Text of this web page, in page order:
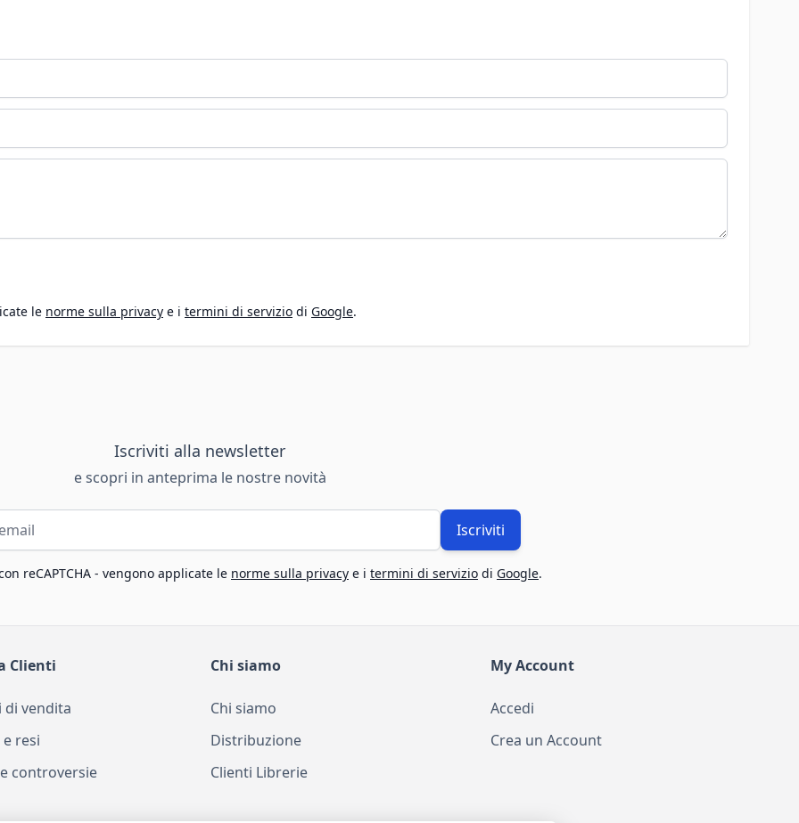
le norme sulla privacy e i termini di servizio di Google.
Iscriviti alla newsletter
e scopri in anteprima le nostre novità
Iscriviti
reCAPTCHA - vengono applicate le norme sulla privacy e i termini di servizio di Google.
Clienti
di vendita
resi
controversie
Chi siamo
Chi siamo
Distribuzione
Clienti Librerie
My Account
Accedi
Crea un Account